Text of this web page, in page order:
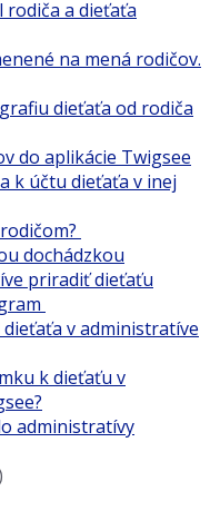
a dieťaťa
na mená rodičov.
dieťaťa od rodiča
do aplikácie Twigsee
k účtu dieťaťa v inej
dochádzkou
priradiť dieťaťu
v administratíve
k dieťaťu v
administratívy